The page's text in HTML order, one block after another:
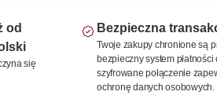
od
się
Bezpieczna
Twoje zakupy chronione są
bezpieczny system płatności
szyfrowane połączenie
ochronę danych osobowych.